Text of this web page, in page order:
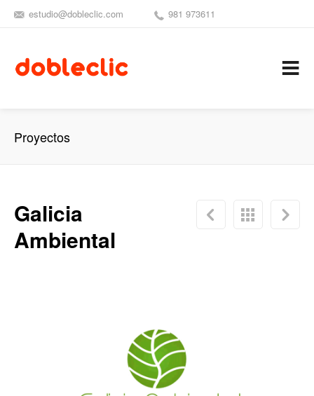
estudio@dobleclic.com 981 973611
Proyectos
Galicia
Ambiental